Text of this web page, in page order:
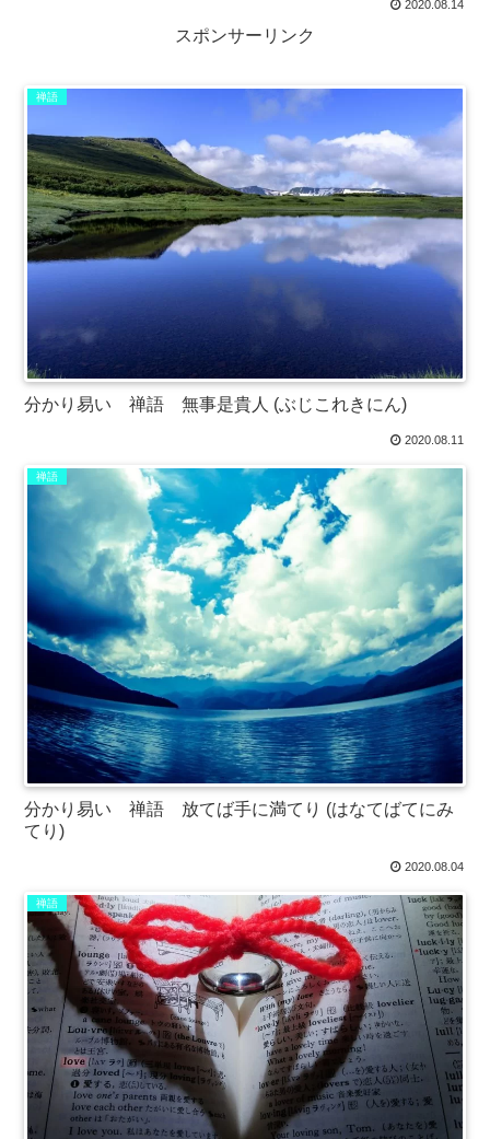
2020.08.14
スポンサーリンク
禅語
分かり易い 禅語 無事是貴人 (ぶじこれきにん)
2020.08.11
禅語
分かり易い 禅語 放てば手に満てり (はなてばてにみ
てり)
2020.08.04
禅語